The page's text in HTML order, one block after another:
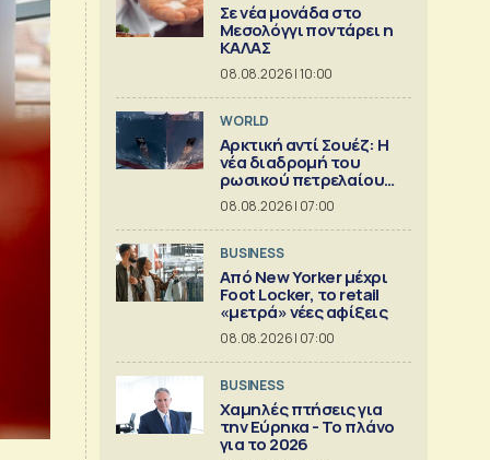
Σε νέα μονάδα στο
Μεσολόγγι ποντάρει η
ΚΑΛΑΣ
08.08.2026 | 10:00
WORLD
Αρκτική αντί Σουέζ: Η
νέα διαδρομή του
ρωσικού πετρελαίου
[Γράφημα]
08.08.2026 | 07:00
BUSINESS
Από New Yorker μέχρι
Foot Locker, το retail
«μετρά» νέες αφίξεις
08.08.2026 | 07:00
BUSINESS
Χαμηλές πτήσεις για
την Εύρηκα - Το πλάνο
για το 2026